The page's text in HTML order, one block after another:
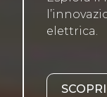
elettrica.